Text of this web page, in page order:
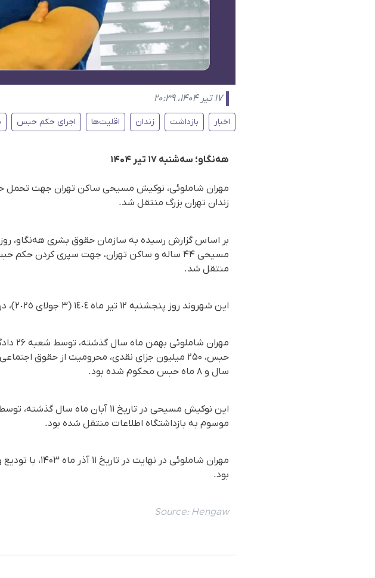
۱۷ تیر ۱۴۰۴، ۲۰:۳۹
اخبار بازداشت زندان اقلیت‌ها اجرای حکم حبس
هه‌نگاو؛ سه‌شنبه ۱۷ تیر ۱۴۰۴
زندان تهران بزرگ منتقل شد.
مسیحی ۴۴ ساله و ساکن تهران، جهت سپری کردن
منتقل شد.
این شهروند روز پنجشنبه ١٢ تیر ماه ١٤٠٤ (٣ جولای ٢٠٢٥)، در فرودگاه مشهد بازداشت شده بود.
سال و ٨ ماه حبس محکوم شده بود.
موسوم به بازداشتگاه اطلاعات منتقل شده بود.
مهران شاملوئی
بود.
Source: Hengaw